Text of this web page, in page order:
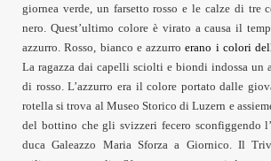
giornea verde, un farsetto rosso e le calze di tre
nero. Quest’ultimo colore è virato a causa il
azzurro. Rosso, bianco e azzurroerano i colori
La ragazza dai capelli sciolti e biondi indossa un
di rosso. L’azzurro era il colore portato dalle
rotella si trova al Museo Storico di Luzern e
del bottino che gli svizzeri fecero sconfiggendo
duca Galeazzo Maria Sforza a Giornico. Il